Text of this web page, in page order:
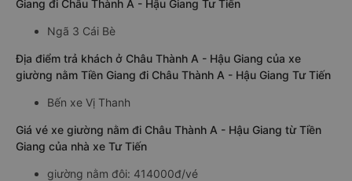
Giang đi Châu Thành A - Hậu Giang Tư Tiến
Ngã 3 Cái Bè
Địa điểm trả khách ở Châu Thành A - Hậu Giang của xe
giường nằm Tiền Giang đi Châu Thành A - Hậu Giang Tư Tiến
Bến xe Vị Thanh
Giá vé xe giường nằm đi Châu Thành A - Hậu Giang từ Tiền
Giang của nhà xe Tư Tiến
giường nằm đôi: 414000đ/vé